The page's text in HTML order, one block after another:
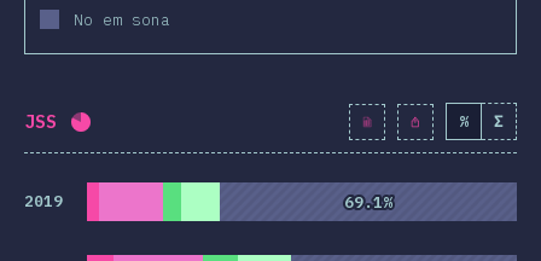
No em sona
JSS Percentatge completat: 80.6 % 9267 % Σ
2019 69.1%
69.1%